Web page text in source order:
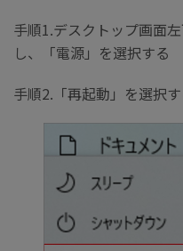
手順1.デスクトップ画面
し、「電源」を選択する
手順2.「再起動」を選択